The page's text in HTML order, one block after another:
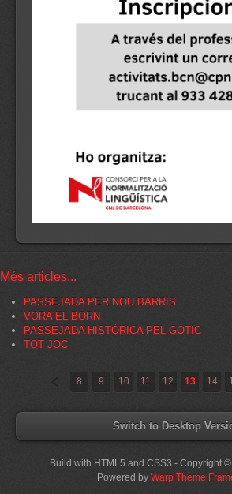
Més articles...
PASSEJADA PER NOU BARRIS
VORA EL BORN
PASSEJADA HISTÒRICA PEL GÒTIC
TOT JOC
8 9 10 11 12 13 14
Switch to Desktop
Build with HTML5 and CSS3 - Copyright
Powered by Warp Theme